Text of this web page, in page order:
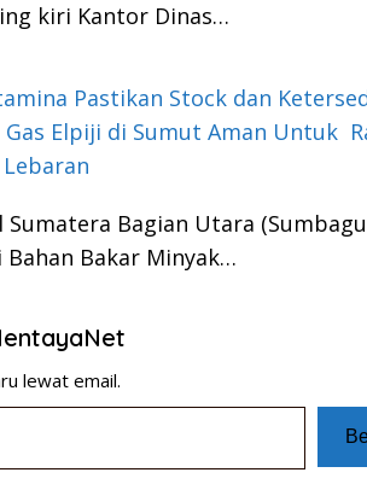
kiri Kantor Dinas…
Pastikan Stock dan
Gas Elpiji di Sumut Aman Untuk
Bagian Utara
Bakar Minyak…
lewat email.